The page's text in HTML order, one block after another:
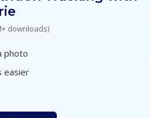
downloads)
photo
easier